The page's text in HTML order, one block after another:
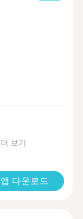
더 보기
앱 다운로드